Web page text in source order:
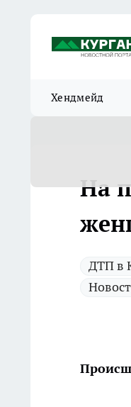
Хендмейд
На
ДТП в